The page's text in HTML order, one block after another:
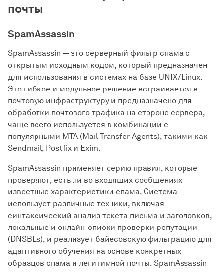
почты
SpamAssassin
SpamAssassin — это серверный фильтр спама с
открытым исходным кодом, который предназначен
для использования в системах на базе UNIX/Linux.
Это гибкое и модульное решение встраивается в
почтовую инфраструктуру и предназначено для
обработки почтового трафика на стороне сервера,
чаще всего используется в комбинации с
популярными MTA (Mail Transfer Agents), такими как
Sendmail, Postfix и Exim.
SpamAssassin применяет серию правил, которые
проверяют, есть ли во входящих сообщениях
известные характеристики спама. Система
использует различные техники, включая
синтаксический анализ текста письма и заголовков,
локальные и онлайн-списки проверки репутации
(DNSBLs), и реализует байесовскую фильтрацию для
адаптивного обучения на основе конкретных
образцов спама и легитимной почты. SpamAssassin